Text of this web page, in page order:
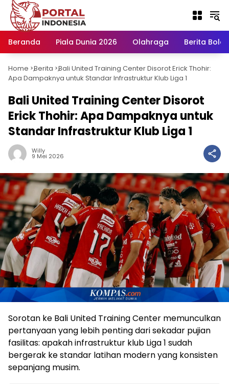
Langsung
konten
Beranda
Piala Dunia 2026 Olahraga Berita Bola
Home -
Berita -
Bali United Training Center Disorot Erick Thohir:
Apa Dampaknya untuk Standar Infrastruktur Klub Liga 1
Bali United Training Center Disorot
Erick Thohir: Apa Dampaknya untuk
Standar Infrastruktur Klub Liga 1
Willy
9 Mei 2026
Sorotan ke Bali United Training Center memunculkan
pertanyaan yang lebih penting dari sekadar pujian
fasilitas: apakah infrastruktur klub Liga 1 sudah
bergerak ke standar latihan modern yang konsisten
sepanjang musim.